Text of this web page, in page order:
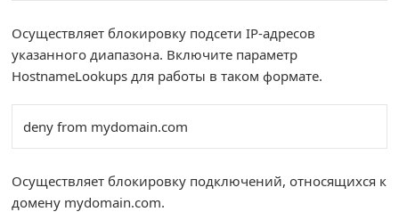
Осуществляет блокировку подсети IP-адресов
указанного диапазона. Включите параметр
HostnameLookups для работы в таком формате.
deny from mydomain.com
Осуществляет блокировку подключений, относящихся к
домену mydomain.com.